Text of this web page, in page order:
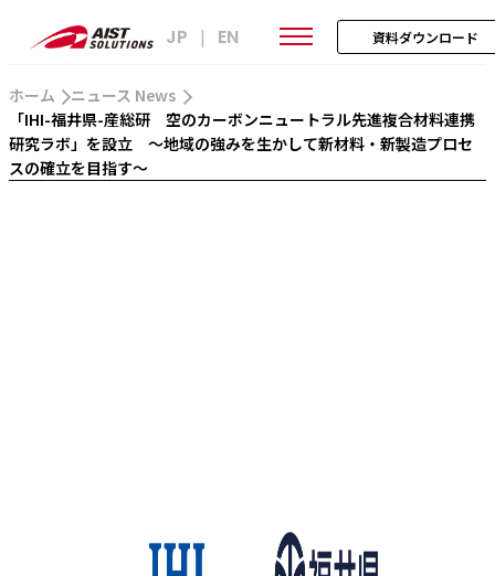
JP | EN 資料ダウンロード
ホーム
ニュース News
「IHI-福井県-産総研 空のカーボンニュートラル先進複合材料連携
研究ラボ」を設立 ～地域の強みを生かして新材料・新製造プロセ
スの確立を目指す～